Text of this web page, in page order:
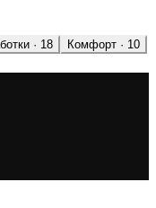
· 18 Комфорт · 10